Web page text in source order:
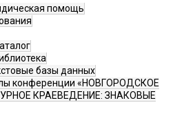
помощь
базы данных
конференции «НОВГОРОДСКОЕ
КРАЕВЕДЕНИЕ: ЗНАКОВЫЕ